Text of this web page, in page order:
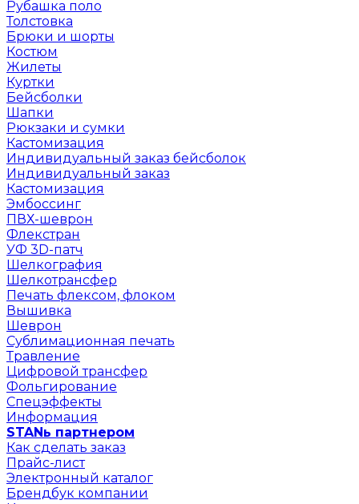
Рубашка поло
Толстовка
Брюки и шорты
Костюм
Жилеты
Куртки
Бейсболки
Шапки
Рюкзаки и сумки
Кастомизация
Индивидуальный заказ бейсболок
Индивидуальный заказ
Кастомизация
Эмбоссинг
ПВХ-шеврон
Флекстран
УФ 3D-патч
Шелкография
Шелкотрансфер
Печать флексом, флоком
Вышивка
Шеврон
Сублимационная печать
Травление
Цифровой трансфер
Фольгирование
Спецэффекты
Информация
STANь партнером
Как сделать заказ
Прайс-лист
Электронный каталог
Брендбук компании